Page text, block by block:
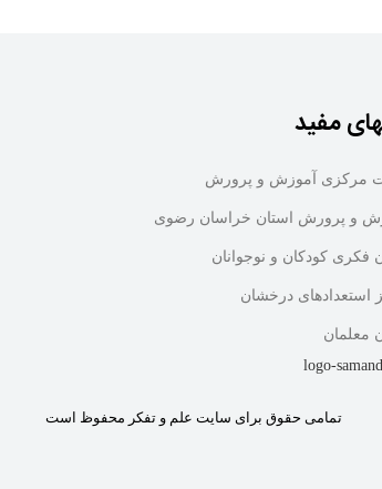
مفید
مرکزی آموزش و پرورش
و پرورش استان خراسان رضوی
فکری کودکان و نوجوانان
استعدادهای درخشان
معلمان
تمامی حقوق برای سایت علم و تفکر محفوظ است